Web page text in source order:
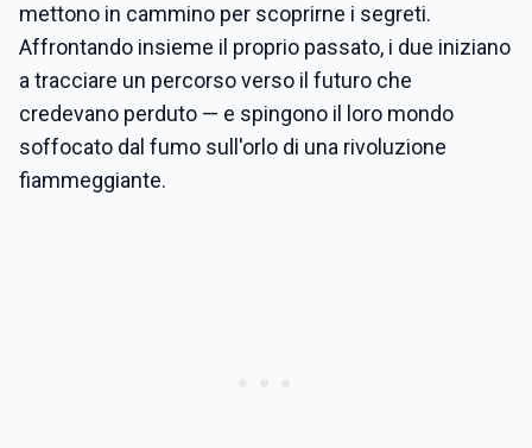
mettono in cammino per scoprirne i segreti.
Affrontando insieme il proprio passato, i due iniziano
a tracciare un percorso verso il futuro che
credevano perduto — e spingono il loro mondo
soffocato dal fumo sull'orlo di una rivoluzione
fiammeggiante.